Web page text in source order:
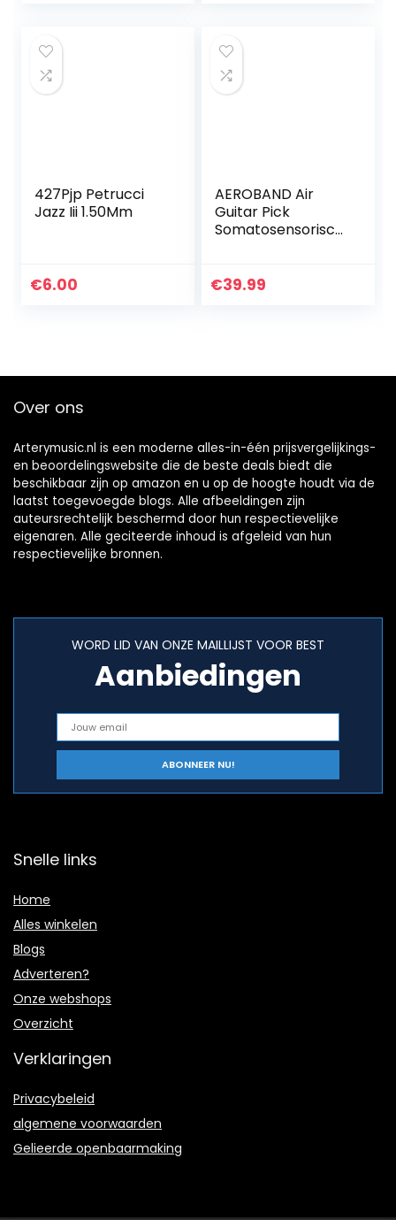
427Pjp Petrucci
Jazz Iii 1.50Mm
€6.00
AEROBAND Air
Guitar Pick
Somatosensorisch
imiteert de
€39.99
Over ons
Arterymusic.nl is een moderne alles-in-één prijsvergelijkings-
en beoordelingswebsite die de beste deals biedt die
beschikbaar zijn op amazon en u op de hoogte houdt via de
laatst toegevoegde blogs. Alle afbeeldingen zijn
auteursrechtelijk beschermd door hun respectievelijke
eigenaren. Alle geciteerde inhoud is afgeleid van hun
respectievelijke bronnen.
WORD LID VAN ONZE MAILLIJST VOOR BEST
Aanbiedingen
Snelle links
Home
Alles winkelen
Blogs
Adverteren?
Onze webshops
Overzicht
Verklaringen
Privacybeleid
algemene voorwaarden
Gelieerde openbaarmaking